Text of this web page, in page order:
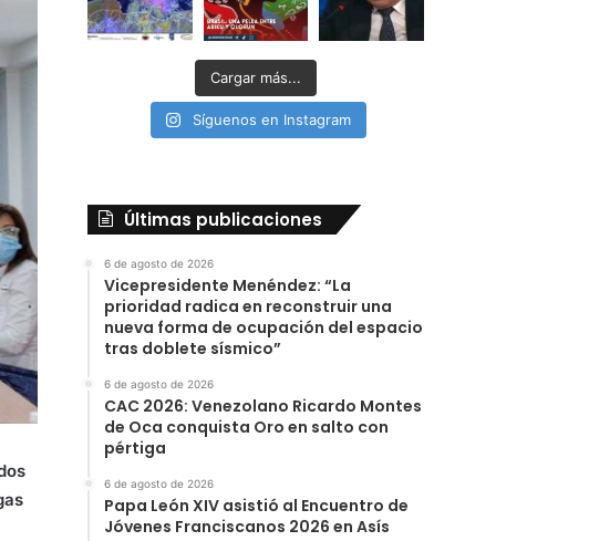
Cargar más...
Síguenos en Instagram
Últimas publicaciones
6 de agosto de 2026
Vicepresidente Menéndez: “La
prioridad radica en reconstruir una
nueva forma de ocupación del espacio
tras doblete sísmico”
6 de agosto de 2026
CAC 2026: Venezolano Ricardo Montes
de Oca conquista Oro en salto con
pértiga
6 de agosto de 2026
Papa León XIV asistió al Encuentro de
Jóvenes Franciscanos 2026 en Asís